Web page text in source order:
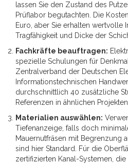
lassen Sie den Zustand des
Prüflabor begutachten. Die
Euro, aber Sie erhalten wertvolle
Tragfähigkeit und Dicke der
Fachkräfte beauftragen:
spezielle Schulungen für
Zentralverband der Deutschen
Informationstechnischen
durchschnittlich 40 zusätzliche
Referenzen in ähnlichen Projekten.
Materialien auswählen:
Tiefenanzeige, falls doch
Mauernutfräsen mit Begrenzung
sind hier Standard. Für die
zertifizierten Kanal-Systemen,